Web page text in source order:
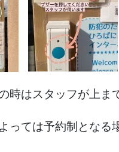
時はスタッフが上ま
っては予約制となる